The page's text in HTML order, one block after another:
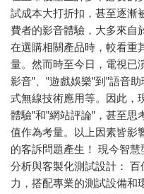
試成本大打折扣，甚至逐漸
費者的影音體驗，大多來自
在選購相關產品時，較看重
量。然而時至今日，電視已
影音”、”遊戲娛樂”到”語音
式無線技術應用等。因此，
體驗”和”網站評論”，甚至
值作為考量。以上因素皆影
的客訴問題產生！ 現今智
分析與客製化測試設計：
力，搭配專業的測試設備和